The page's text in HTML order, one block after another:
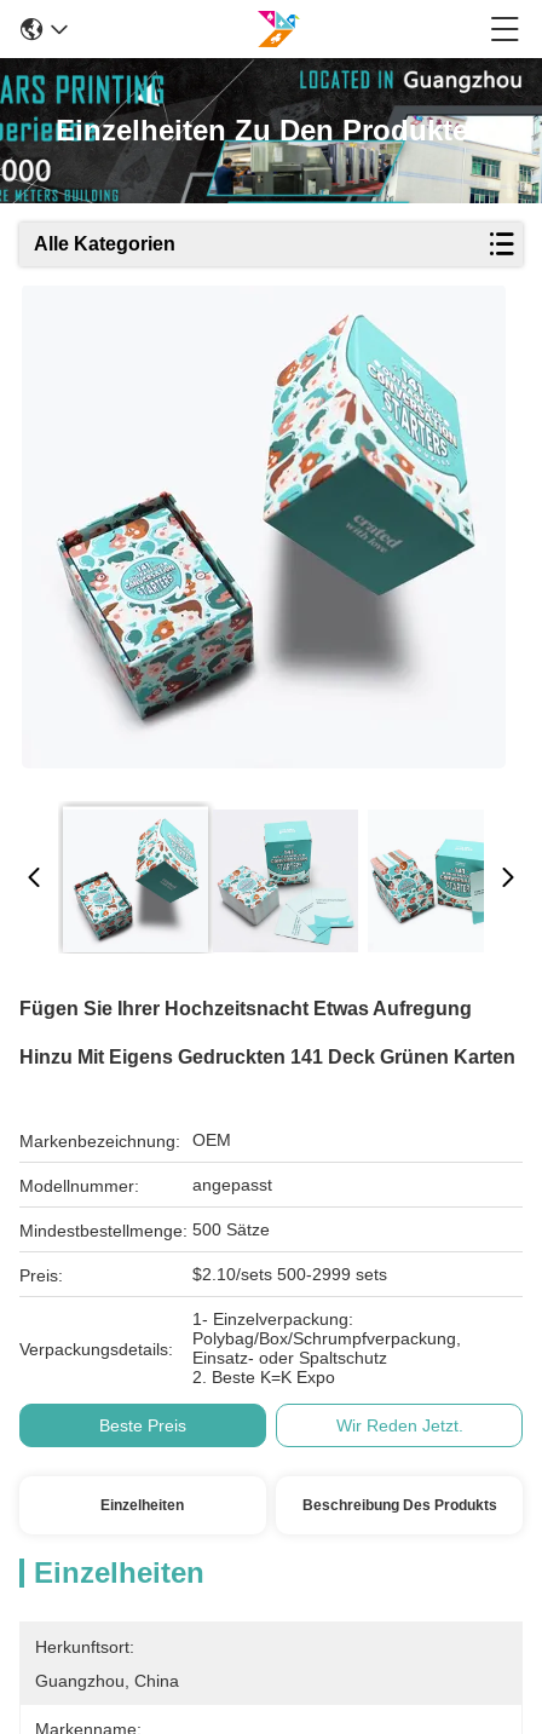
Einzelheiten Zu Den Produkten
Alle Kategorien
Fügen Sie Ihrer Hochzeitsnacht Etwas Aufregung
Hinzu Mit Eigens Gedruckten 141 Deck Grünen Karten
Markenbezeichnung: OEM
Modellnummer: angepasst
Mindestbestellmenge: 500 Sätze
Preis: $2.10/sets 500-2999 sets
Verpackungsdetails:
1- Einzelverpackung:
Polybag/Box/Schrumpfverpackung,
Einsatz- oder Spaltschutz
2. Beste K=K Expo
Beste Preis Wir Reden Jetzt.
Einzelheiten Beschreibung Des Produkts
Einzelheiten
Herkunftsort:
Guangzhou, China
Markenname: